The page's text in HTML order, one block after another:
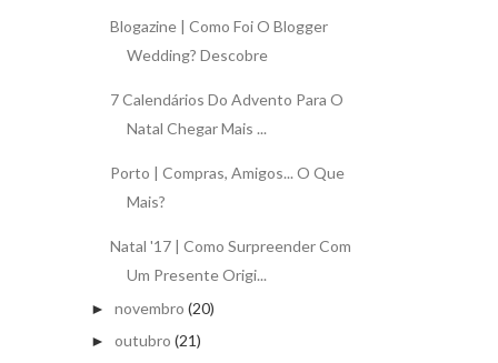
Blogazine | Como Foi O Blogger
Wedding? Descobre
7 Calendários Do Advento Para O
Natal Chegar Mais ...
Porto | Compras, Amigos... O Que
Mais?
Natal '17 | Como Surpreender Com
Um Presente Origi...
► novembro (20)
► outubro (21)